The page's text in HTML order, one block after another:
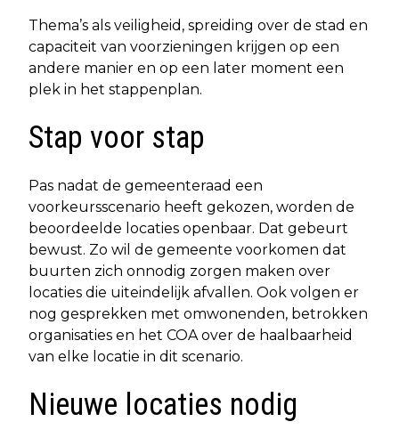
Thema’s als veiligheid, spreiding over de stad en
capaciteit van voorzieningen krijgen op een
andere manier en op een later moment een
plek in het stappenplan.
Stap voor stap
Pas nadat de gemeenteraad een
voorkeursscenario heeft gekozen, worden de
beoordeelde locaties openbaar. Dat gebeurt
bewust. Zo wil de gemeente voorkomen dat
buurten zich onnodig zorgen maken over
locaties die uiteindelijk afvallen. Ook volgen er
nog gesprekken met omwonenden, betrokken
organisaties en het COA over de haalbaarheid
van elke locatie in dit scenario.
Nieuwe locaties nodig